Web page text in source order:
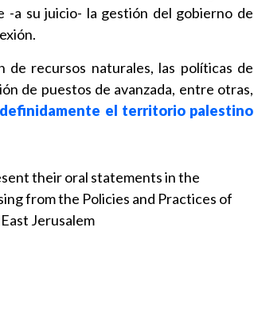
-a su juicio- la gestión del gobierno de
de recursos naturales, las políticas de
de puestos de avanzada, entre otras,
el territorio palestino
their oral statements in the
from the Policies and Practices of
Jerusalem